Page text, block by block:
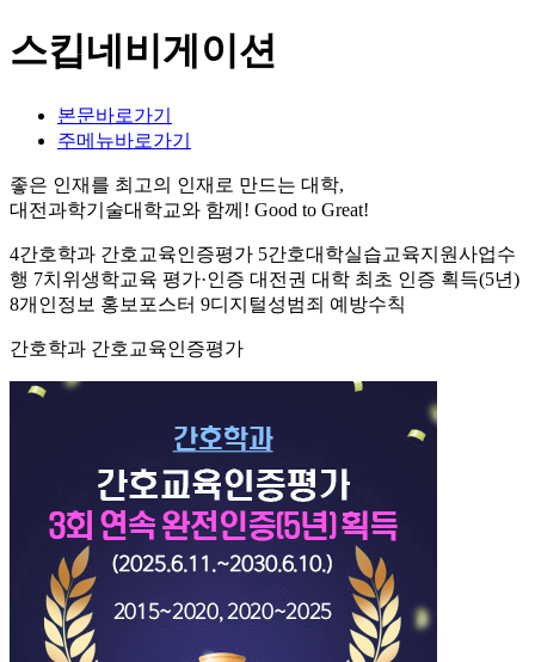
스킵네비게이션
본문바로가기
주메뉴바로가기
좋은 인재를 최고의 인재로 만드는 대학,
대전과학기술대학교와 함께! Good to Great!
4간호학과 간호교육인증평가 5간호대학실습교육지원사업수
행 7치위생학교육 평가·인증 대전권 대학 최초 인증 획득(5년)
8개인정보 홍보포스터 9디지털성범죄 예방수칙
간호학과 간호교육인증평가